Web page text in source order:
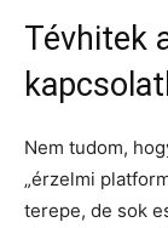
Tévhitek
Nem tudom,
„érzelmi
terepe, de sok